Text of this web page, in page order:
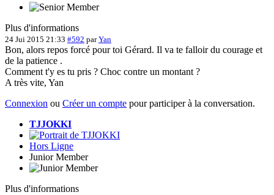
Plus d'informations
24 Jui 2015 21:33 #592 parYan
Bon, alors repos forcé pour toi Gérard. Il va te falloir du courage et
de la patience .
Comment t'y es tu pris ? Choc contre un montant ?
A très vite, Yan
Connexion ou Créer un compte pour participer à la conversation.
TJJOKKI
Hors Ligne
Junior Member
Plus d'informations